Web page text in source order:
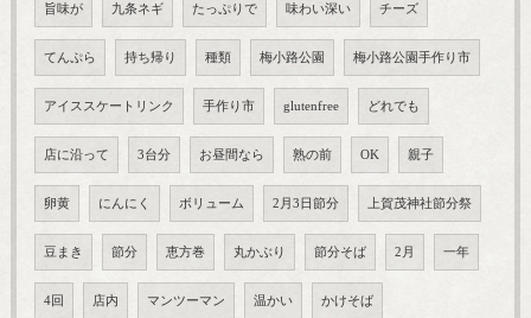
旨味が 九条ネギ たっぷりで 味わい深い チーズ
てんぷら 持ち帰り 種類 梅小路公園 梅小路公園手作り市
アイススケートリンク 手作り市 glutenfree どれでも
店に沿って 3台分 お昼間なら 熟の前 OK 親子
卵黄 にんにく ボリューム 2月3日節分 上賀茂神社節分祭
豆まき 節分 恵方巻 丸かぶり 節分そば 2月 一年
4回 店内 マンツーマン 温かい かけそば